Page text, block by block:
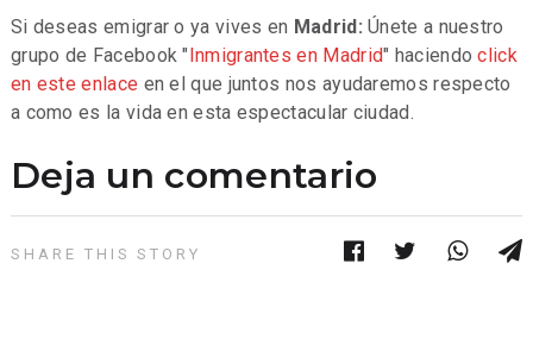
Si deseas emigrar o ya vives en Madrid:Únete a nuestro
grupo de Facebook "Inmigrantes en Madrid" haciendoclick
en este enlace en el que juntos nos ayudaremos respecto
a como es la vida en esta espectacular ciudad.
Deja un comentario
SHARE THIS STORY